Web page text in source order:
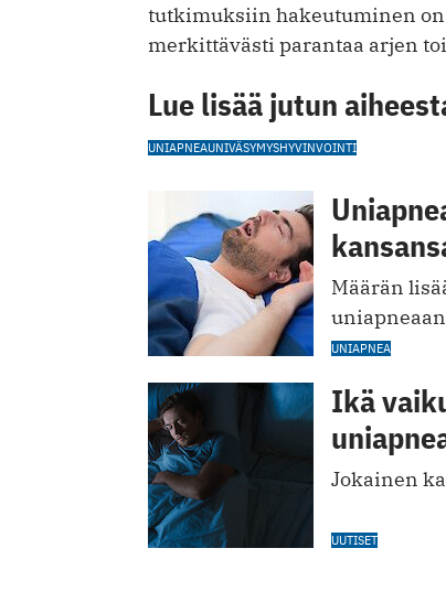
tutkimuksiin hakeutuminen on
merkittävästi parantaa arjen
Lue lisää jutun
UNIAPNEAUNIVÄSYMYSHYVINVOINTI
Määrän
UNIAPNEA
Ikä
Jokainen
UUTISET